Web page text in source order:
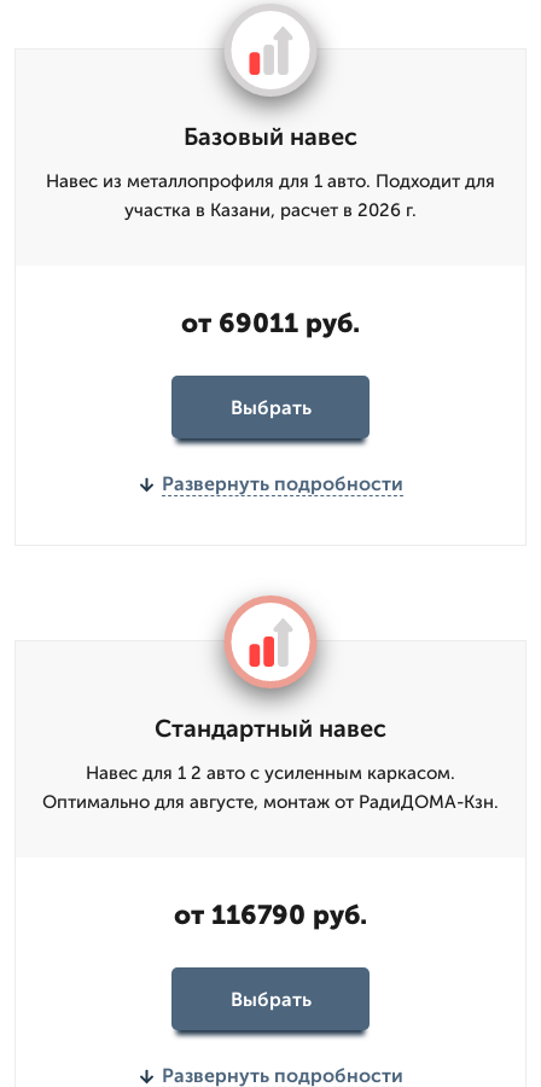
Базовый навес
Навес из металлопрофиля для 1 авто. Подходит для
участка в Казани, расчет в 2026 г.
от 69011 руб.
Выбрать
Развернуть подробности
Стандартный навес
Навес для 1 2 авто с усиленным каркасом.
Оптимально для августе, монтаж от РадиДОМА-Кзн.
от 116790 руб.
Выбрать
Развернуть подробности